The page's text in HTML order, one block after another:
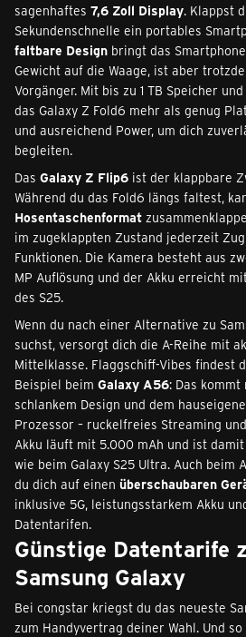
sagenhaftes 7,6 Zoll Display. Klappst
Sekundenschnelle ein portables
faltbare Design bringt das
Gewicht auf die Waage, ist aber
Vorgänger. Mit bis zu 1 TB Speicher
das Galaxy Z Fold6 mehr als genug
und ausreichend Power, um dich
begleiten.
Das Galaxy Z Flip6 ist der klappbare
Während du das Fold6 längs faltest,
Hosentaschenformat
im zugeklappten Zustand jederzeit
Funktionen. Die Kamera besteht aus
MP Auflösung und der Akku erreicht
des S25.
Wenn du nach einer Alternative zu
suchst, versorgt dich die A-Reihe mit
Mittelklasse. Flaggschiff-Vibes findest
Beispiel beim Galaxy A56: Das
schlankem Design und dem
Prozessor – ruckelfreies Streaming
Akku läuft mit 5.000 mAh und ist
wie beim Galaxy S25 Ultra. Auch beim
du dich auf einen überschaubaren
inklusive 5G, leistungsstarkem Akku
Datentarifen.
Günstige Datentarife
Samsung Galaxy
Bei congstar kriegst du das neueste
zum Handyvertrag deiner Wahl. Und so